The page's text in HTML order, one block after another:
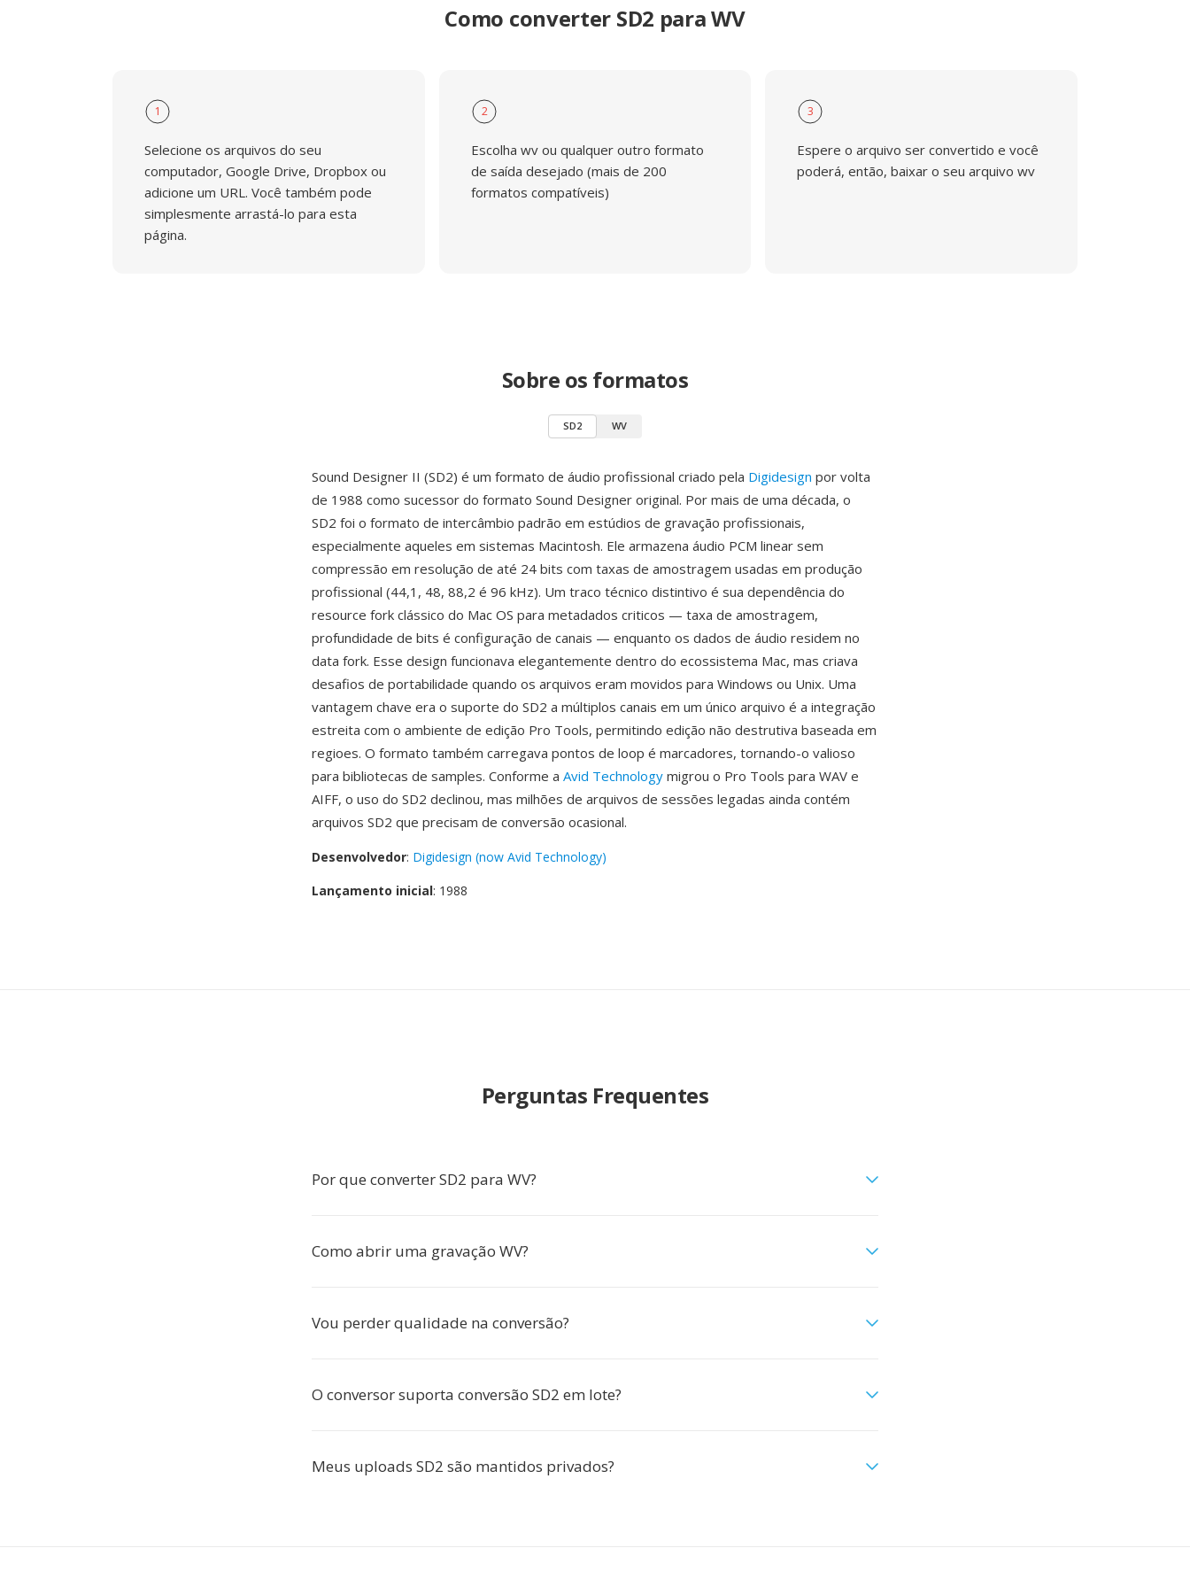
Como converter SD2 para WV
1
Selecione os arquivos do seu
computador, Google Drive, Dropbox ou
adicione um URL. Você também pode
simplesmente arrastá-lo para esta
página.
2
Escolha wv ou qualquer outro formato
de saída desejado (mais de 200
formatos compatíveis)
3
Espere o arquivo ser convertido e você
poderá, então, baixar o seu arquivo wv
Sobre os formatos
SD2 WV
Sound Designer II (SD2) é um formato de áudio profissional criado pela Digidesign por volta
de 1988 como sucessor do formato Sound Designer original. Por mais de uma década, o
SD2 foi o formato de intercâmbio padrão em estúdios de gravação profissionais,
especialmente aqueles em sistemas Macintosh. Ele armazena áudio PCM linear sem
compressão em resolução de até 24 bits com taxas de amostragem usadas em produção
profissional (44,1, 48, 88,2 é 96 kHz). Um traco técnico distintivo é sua dependência do
resource fork clássico do Mac OS para metadados criticos — taxa de amostragem,
profundidade de bits é configuração de canais — enquanto os dados de áudio residem no
data fork. Esse design funcionava elegantemente dentro do ecossistema Mac, mas criava
desafios de portabilidade quando os arquivos eram movidos para Windows ou Unix. Uma
vantagem chave era o suporte do SD2 a múltiplos canais em um único arquivo é a integração
estreita com o ambiente de edição Pro Tools, permitindo edição não destrutiva baseada em
regioes. O formato também carregava pontos de loop é marcadores, tornando-o valioso
para bibliotecas de samples. Conforme a Avid Technology migrou o Pro Tools para WAV e
AIFF, o uso do SD2 declinou, mas milhões de arquivos de sessões legadas ainda contém
arquivos SD2 que precisam de conversão ocasional.
Desenvolvedor: Digidesign (now Avid Technology)
Lançamento inicial: 1988
Perguntas Frequentes
Por que converter SD2 para WV?
Como abrir uma gravação WV?
Vou perder qualidade na conversão?
O conversor suporta conversão SD2 em lote?
Meus uploads SD2 são mantidos privados?